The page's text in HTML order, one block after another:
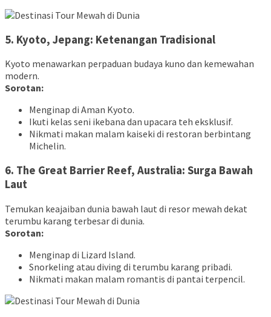
5. Kyoto, Jepang: Ketenangan Tradisional
Kyoto menawarkan perpaduan budaya kuno dan kemewahan
modern.
Sorotan:
Menginap di Aman Kyoto.
Ikuti kelas seni ikebana dan upacara teh eksklusif.
Nikmati makan malam kaiseki di restoran berbintang
Michelin.
6. The Great Barrier Reef, Australia: Surga Bawah
Laut
Temukan keajaiban dunia bawah laut di resor mewah dekat
terumbu karang terbesar di dunia.
Sorotan:
Menginap di Lizard Island.
Snorkeling atau diving di terumbu karang pribadi.
Nikmati makan malam romantis di pantai terpencil.